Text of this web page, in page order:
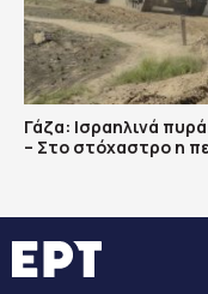
Γάζα: Ισραηλινά
– Στο στόχαστρο η